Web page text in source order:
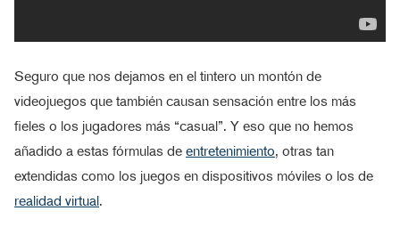
Seguro que nos dejamos en el tintero un montón de
videojuegos que también causan sensación entre los más
fieles o los jugadores más “casual”. Y eso que no hemos
añadido a estas fórmulas de entretenimiento, otras tan
extendidas como los juegos en dispositivos móviles o los de
realidad virtual.